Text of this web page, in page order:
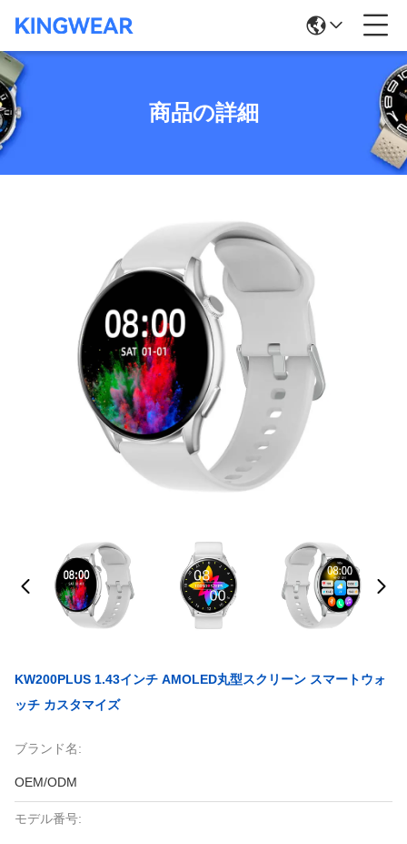
商品の詳細
KW200PLUS 1.43インチ AMOLED丸型スクリーン スマートウォ
ッチ カスタマイズ
ブランド名:
OEM/ODM
モデル番号: